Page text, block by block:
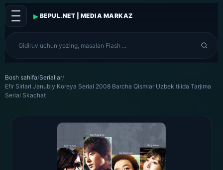
▸ BEPUL.NET | MEDIA MARKAZ
Bosh sahifa/Seriallar/
Efir Sirlari Janubiy Koreya Serial 2008 Barcha Qismlar Uzbek tilida Tarjima
Serial Skachat